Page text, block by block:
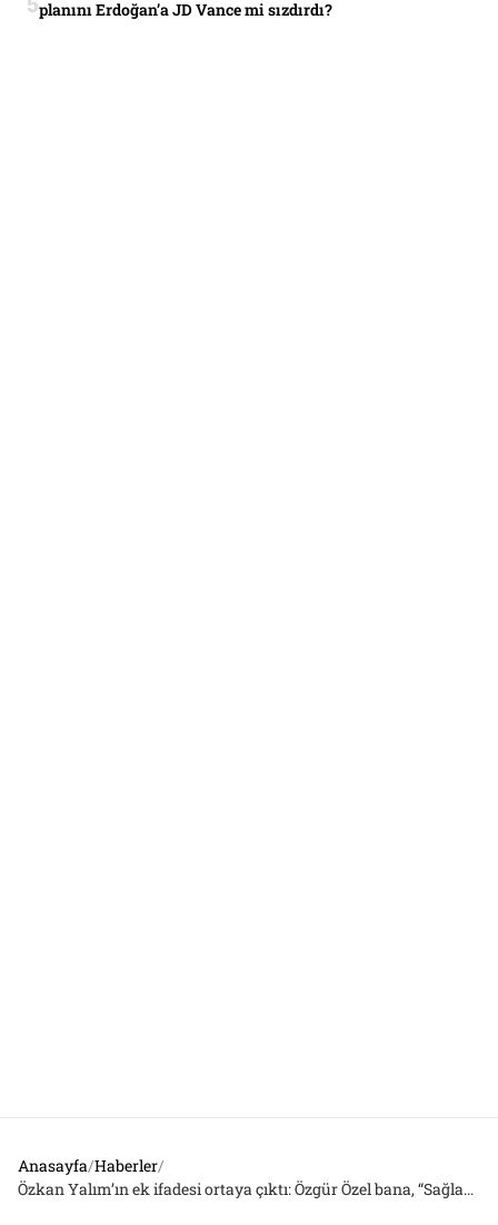
planını Erdoğan’a JD Vance mi sızdırdı?
Anasayfa/Haberler/
Özkan Yalım’ın ek ifadesi ortaya çıktı: Özgür Özel bana, “Sağlam bir paket olarak mavi valizimin içerisine koy” talimatı verdi